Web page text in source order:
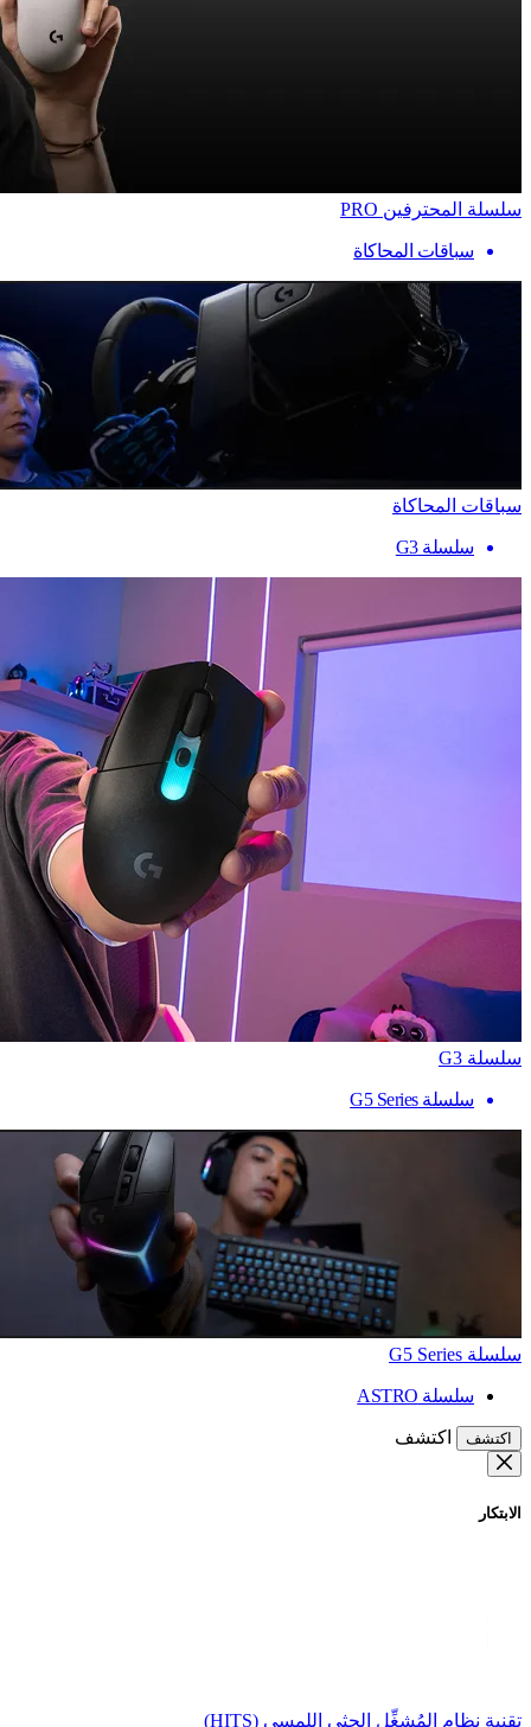
سلسلة المحترفين PRO
سباقات المحاكاة
سباقات المحاكاة
سلسلة G3
سلسلة G3
سلسلة G5 Series
سلسلة G5 Series
سلسلة ASTRO
اكتشف اكتشف
الابتكار
تقنية نظام المُشغِّل الحثي اللمسي (HITS)